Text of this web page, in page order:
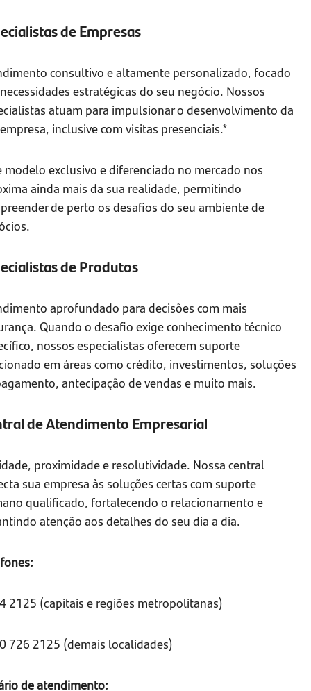
de Empresas
consultivo e altamente personalizado, focado
estratégicas do seu negócio. Nossos
atuam para impulsionar o desenvolvimento da
inclusive com visitas presenciais.*
modelo exclusivo e diferenciado no mercado nos
ainda mais da sua realidade, permitindo
de perto os desafios do seu ambiente de
de Produtos
aprofundado para decisões com mais
Quando o desafio exige conhecimento técnico
nossos especialistas oferecem suporte
em áreas como crédito, investimentos, soluções
antecipação de vendas e muito mais.
de Atendimento Empresarial
proximidade e resolutividade. Nossa central
sua empresa às soluções certas com suporte
qualificado, fortalecendo o relacionamento e
atenção aos detalhes do seu dia a dia.
2125 (capitais e regiões metropolitanas)
726 2125 (demais localidades)
de atendimento: